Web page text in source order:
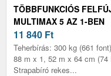
TÖBBFUNKCIÓS
MULTIMAX 5 AZ 1-BEN
11 840 Ft
Teherbírás: 300 kg (661
88 m x 1, 52 m x 64 cm
Strapabíró rekes...